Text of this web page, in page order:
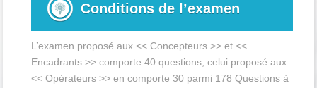
Conditions de l’examen
L’examen proposé aux << Concepteurs >> et <<
Encadrants >> comporte 40 questions, celui proposé aux
<< Opérateurs >> en comporte 30 parmi 178 Questions à